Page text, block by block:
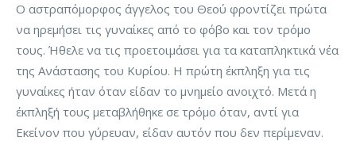
Ο αστραπόμορφος άγγελος του Θεού φροντίζει πρώτα
να ηρεμήσει τις γυναίκες από το φόβο και τον τρόμο
τους. Ήθελε να τις προετοιμάσει για τα καταπληκτικά νέα
της Ανάστασης του Κυρίου. Η πρώτη έκπληξη για τις
γυναίκες ήταν όταν είδαν το μνημείο ανοιχτό. Μετά η
έκπληξή τους μεταβλήθηκε σε τρόμο όταν, αντί για
Εκείνον που γύρευαν, είδαν αυτόν που δεν περίμεναν.